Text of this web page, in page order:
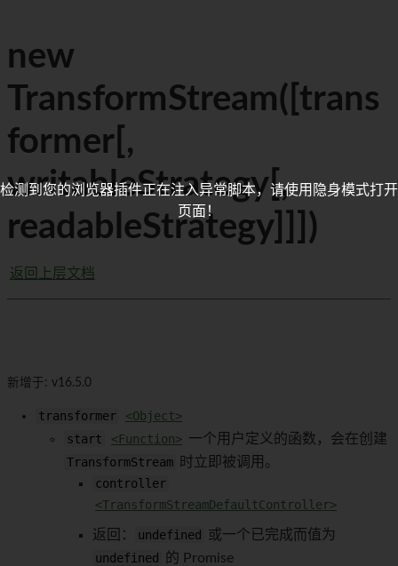
new
TransformStream([trans
former[,
writableStrategy[,
readableStrategy]]])
返回上层文档
新增于: v16.5.0
transformer
<Object>
start
<Function> 一个用户定义的函数，会在创建
TransformStream
时立即被调用。
controller
<TransformStreamDefaultController>
返回： undefined
或一个已完成而值为
undefined
的 Promise
检测到您的浏览器插件正在注入异常脚本，请使用隐身模式打开
页面！